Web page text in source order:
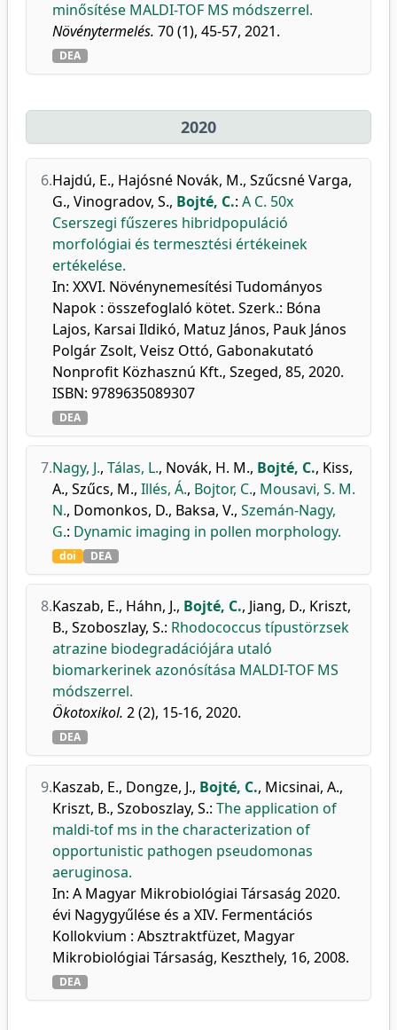
minősítése MALDI-TOF MS módszerrel.
Növénytermelés. 70 (1), 45-57, 2021.
DEA
2020
6.Hajdú, E., Hajósné Novák, M., Szűcsné Varga,
G., Vinogradov, S., Bojté, C.: A C. 50x
Cserszegi fűszeres hibridpopuláció
morfológiai és termesztési értékeinek
ertékelése.
In: XXVI. Növénynemesítési Tudományos
Napok : összefoglaló kötet. Szerk.: Bóna
Lajos, Karsai Ildikó, Matuz János, Pauk János
Polgár Zsolt, Veisz Ottó, Gabonakutató
Nonprofit Közhasznú Kft., Szeged, 85, 2020.
ISBN: 9789635089307
DEA
7.Nagy, J., Tálas, L., Novák, H. M., Bojté, C., Kiss,
A., Szűcs, M., Illés, Á., Bojtor, C., Mousavi, S. M.
N., Domonkos, D., Baksa, V., Szemán-Nagy,
G.: Dynamic imaging in pollen morphology.
doi DEA
8.Kaszab, E., Háhn, J., Bojté, C., Jiang, D., Kriszt,
B., Szoboszlay, S.: Rhodococcus típustörzsek
atrazine biodegradációjára utaló
biomarkerinek azonósítása MALDI-TOF MS
módszerrel.
Ökotoxikol. 2 (2), 15-16, 2020.
DEA
9.Kaszab, E., Dongze, J., Bojté, C., Micsinai, A.,
Kriszt, B., Szoboszlay, S.: The application of
maldi-tof ms in the characterization of
opportunistic pathogen pseudomonas
aeruginosa.
In: A Magyar Mikrobiológiai Társaság 2020.
évi Nagygyűlése és a XIV. Fermentációs
Kollokvium : Absztraktfüzet, Magyar
Mikrobiológiai Társaság, Keszthely, 16, 2008.
DEA